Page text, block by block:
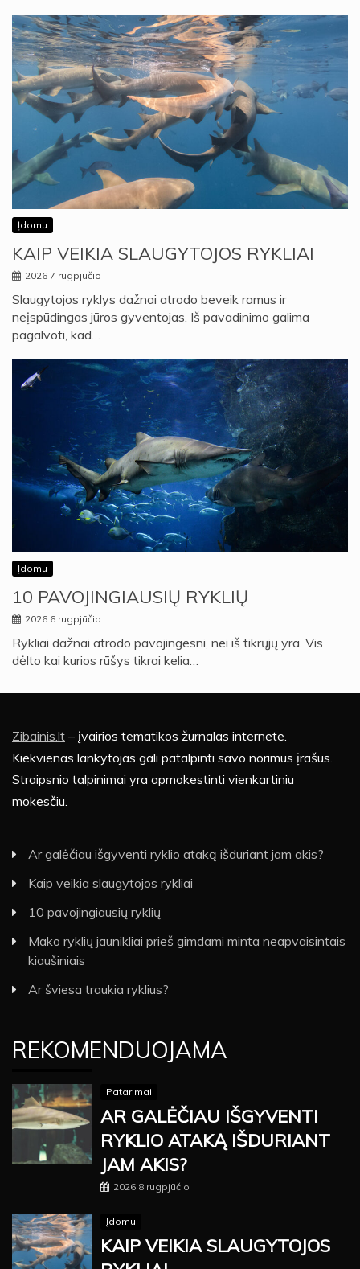
Įdomu
KAIP VEIKIA SLAUGYTOJOS RYKLIAI
2026 7 rugpjūčio
Slaugytojos ryklys dažnai atrodo beveik ramus ir
neįspūdingas jūros gyventojas. Iš pavadinimo galima
pagalvoti, kad…
Įdomu
10 PAVOJINGIAUSIŲ RYKLIŲ
2026 6 rugpjūčio
Rykliai dažnai atrodo pavojingesni, nei iš tikrųjų yra. Vis
dėlto kai kurios rūšys tikrai kelia…
Zibainis.lt – įvairios tematikos žurnalas internete.
Kiekvienas lankytojas gali patalpinti savo norimus įrašus.
Straipsnio talpinimai yra apmokestinti vienkartiniu
mokesčiu.
Ar galėčiau išgyventi ryklio ataką išduriant jam akis?
Kaip veikia slaugytojos rykliai
10 pavojingiausių ryklių
Mako ryklių jaunikliai prieš gimdami minta neapvaisintais
kiaušiniais
Ar šviesa traukia ryklius?
REKOMENDUOJAMA
Patarimai
AR GALĖČIAU IŠGYVENTI
RYKLIO ATAKĄ IŠDURIANT
JAM AKIS?
2026 8 rugpjūčio
Įdomu
KAIP VEIKIA SLAUGYTOJOS